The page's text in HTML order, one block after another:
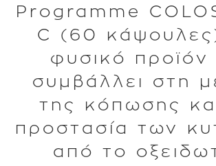
Programme
C (60
φυσικό προϊόν
συμβάλλει στη
της κόπωσης
προστασία των
από το